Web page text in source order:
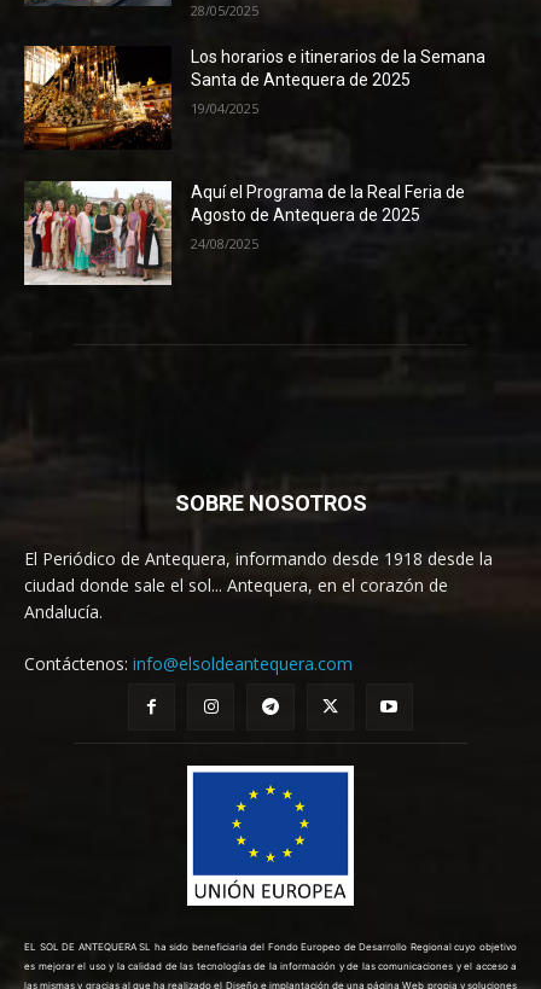
28/05/2025
Los horarios e itinerarios de la Semana
Santa de Antequera de 2025
19/04/2025
Aquí el Programa de la Real Feria de
Agosto de Antequera de 2025
24/08/2025
SOBRE NOSOTROS
El Periódico de Antequera, informando desde 1918 desde la
ciudad donde sale el sol... Antequera, en el corazón de
Andalucía.
Contáctenos: info@elsoldeantequera.com
EL SOL DE ANTEQUERA SL ha sido beneficiaria del Fondo Europeo de Desarrollo Regional cuyo objetivo
es mejorar el uso y la calidad de las tecnologías de la información y de las comunicaciones y el acceso a
las mismas y gracias al que ha realizado el Diseño e implantación de una página Web propia y soluciones